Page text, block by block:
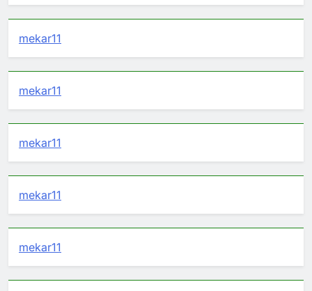
mekar11
mekar11
mekar11
mekar11
mekar11